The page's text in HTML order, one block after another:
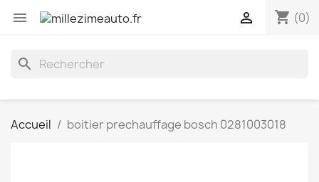
 shopping_cart (0)

search
Accueil boitier prechauffage bosch 0281003018